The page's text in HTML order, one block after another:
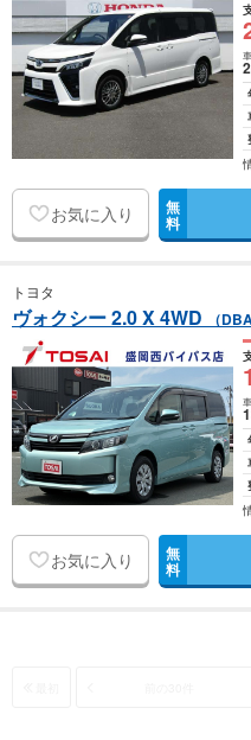
お気に入り 無
料
トヨタ
ヴォクシー 2.0 X 4WD （
お気に入り 無
料